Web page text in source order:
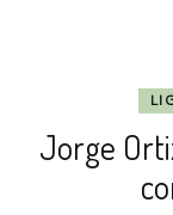
Jorge